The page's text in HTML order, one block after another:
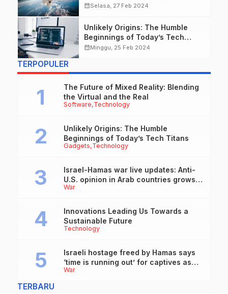
Frontiers
calendar_monthSelasa, 27 Feb 2024
Unlikely Origins: The Humble
Beginnings of Today’s Tech
Titans
calendar_monthMinggu, 25 Feb 2024
TERPOPULER
Software Technology
The Future of Mixed Reality: Blending
the Virtual and the Real
Gadgets Technology
Unlikely Origins: The Humble
Beginnings of Today’s Tech Titans
War
Israel-Hamas war live updates: Anti-
U.S. opinion in Arab countries grows
over support for Israel, leaders tell
Technology
Innovations Leading Us Towards a
Sustainable Future
War
Israeli hostage freed by Hamas says
‘time is running out’ for captives as
she describes harrowing conditions
TERBARU